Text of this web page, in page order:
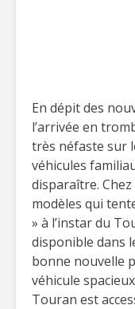
En dépit des
l’arrivée en
très néfaste sur
véhicules
disparaître.
modèles qui
» à l’instar du
disponible dans
bonne nouvelle
véhicule
Touran est